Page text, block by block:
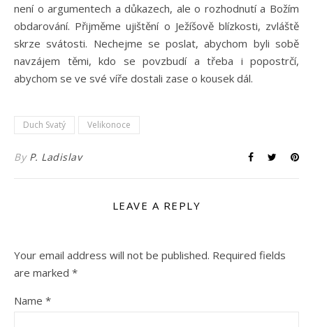
není o argumentech a důkazech, ale o rozhodnutí a Božím
obdarování. Přijměme ujištění o Ježíšově blízkosti, zvláště
skrze svátosti. Nechejme se poslat, abychom byli sobě
navzájem těmi, kdo se povzbudí a třeba i popostrčí,
abychom se ve své víře dostali zase o kousek dál.
Duch Svatý Velikonoce
By P. Ladislav
LEAVE A REPLY
Your email address will not be published. Required fields
are marked *
Name *